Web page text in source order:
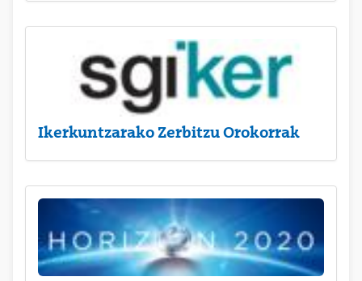
Ikerkuntzarako Zerbitzu Orokorrak